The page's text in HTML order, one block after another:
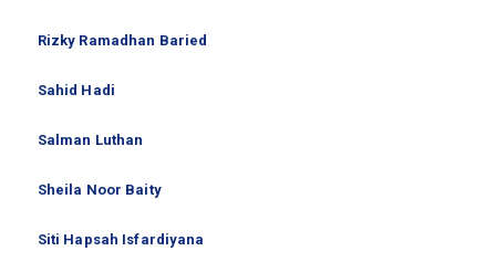
Rizky Ramadhan Baried
Sahid Hadi
Salman Luthan
Sheila Noor Baity
Siti Hapsah Isfardiyana